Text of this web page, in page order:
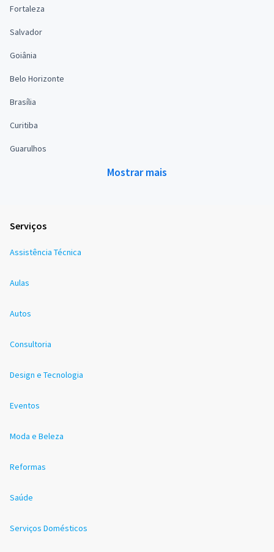
Fortaleza
Salvador
Goiânia
Belo Horizonte
Brasília
Curitiba
Guarulhos
Mostrar mais
Serviços
Assistência Técnica
Aulas
Autos
Consultoria
Design e Tecnologia
Eventos
Moda e Beleza
Reformas
Saúde
Serviços Domésticos